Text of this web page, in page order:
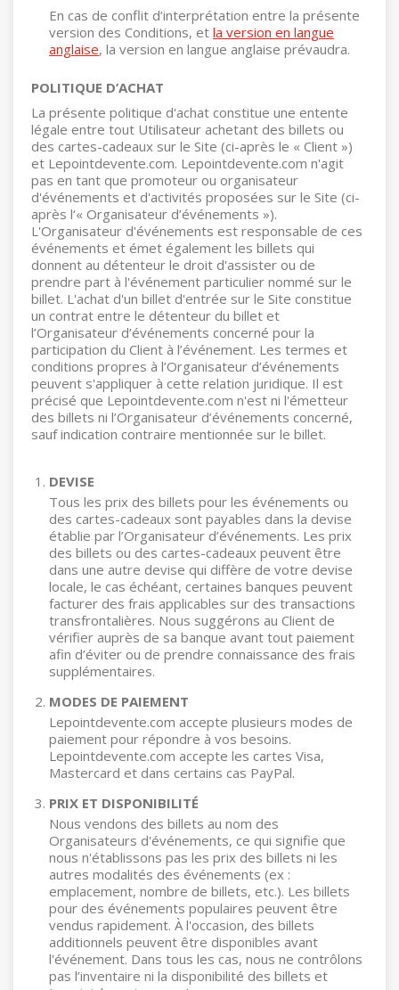
En cas de conflit d’interprétation entre la présente
version des Conditions, et la version en langue
anglaise, la version en langue anglaise prévaudra.
POLITIQUE D’ACHAT
La présente politique d'achat constitue une entente
légale entre tout Utilisateur achetant des billets ou
des cartes-cadeaux sur le Site (ci-après le « Client »)
et Lepointdevente.com. Lepointdevente.com n'agit
pas en tant que promoteur ou organisateur
d'événements et d'activités proposées sur le Site (ci-
après l‘« Organisateur d’événements »).
L'Organisateur d'événements est responsable de ces
événements et émet également les billets qui
donnent au détenteur le droit d'assister ou de
prendre part à l'événement particulier nommé sur le
billet. L'achat d'un billet d'entrée sur le Site constitue
un contrat entre le détenteur du billet et
l’Organisateur d’événements concerné pour la
participation du Client à l’événement. Les termes et
conditions propres à l’Organisateur d’événements
peuvent s'appliquer à cette relation juridique. Il est
précisé que Lepointdevente.com n'est ni l'émetteur
des billets ni l’Organisateur d’événements concerné,
sauf indication contraire mentionnée sur le billet.
DEVISE
Tous les prix des billets pour les événements ou
des cartes-cadeaux sont payables dans la devise
établie par l’Organisateur d’événements. Les prix
des billets ou des cartes-cadeaux peuvent être
dans une autre devise qui diffère de votre devise
locale, le cas échéant, certaines banques peuvent
facturer des frais applicables sur des transactions
transfrontalières. Nous suggérons au Client de
vérifier auprès de sa banque avant tout paiement
afin d’éviter ou de prendre connaissance des frais
supplémentaires.
MODES DE PAIEMENT
Lepointdevente.com accepte plusieurs modes de
paiement pour répondre à vos besoins.
Lepointdevente.com accepte les cartes Visa,
Mastercard et dans certains cas PayPal.
PRIX ET DISPONIBILITÉ
Nous vendons des billets au nom des
Organisateurs d'événements, ce qui signifie que
nous n'établissons pas les prix des billets ni les
autres modalités des événements (ex :
emplacement, nombre de billets, etc.). Les billets
pour des événements populaires peuvent être
vendus rapidement. À l'occasion, des billets
additionnels peuvent être disponibles avant
l'événement. Dans tous les cas, nous ne contrôlons
pas l’inventaire ni la disponibilité des billets et